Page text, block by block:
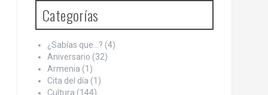
Categorías
¿Sabías que…? (4)
Aniversario (32)
Armenia (1)
Cita del día (1)
Cultura (144)